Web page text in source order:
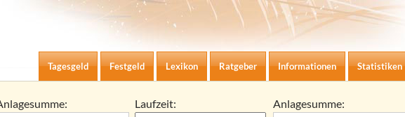
Zinsen berechnen
Zum Inhalt springen
Tagesgeld
Festgeld Lexikon Ratgeber Informationen Statistiken
Laufzeit:
Anlagesumme: